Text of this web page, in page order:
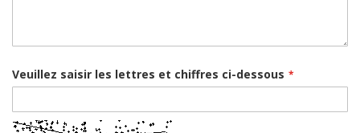
Veuillez saisir les lettres et chiffres ci-dessous